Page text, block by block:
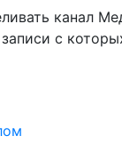
канал
с